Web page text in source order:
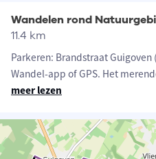
Wandelen rond
11.4 km
Parkeren: Brandstraat
Wandel-app of GPS. Het
meer lezen